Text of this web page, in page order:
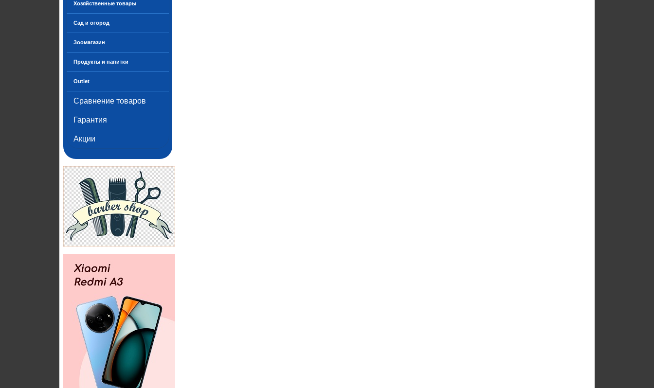
Хозяйственные товары
Сад и огород
Зоомагазин
Продукты и напитки
Outlet
Сравнение товаров
Гарантия
Акции